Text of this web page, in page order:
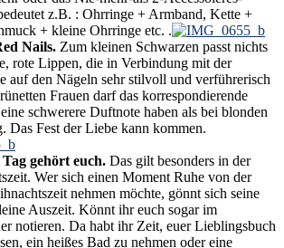
z.B. : Ohrringe + Armband, Kette +
+ kleine Ohrringe etc. .
Nails. Zum kleinen Schwarzen passt nichts
rote Lippen, die in Verbindung mit der
auf den Nägeln sehr stilvoll und verführerisch
Frauen darf das korrespondierende
schwerere Duftnote haben als bei blonden
Das Fest der Liebe kann kommen.
gehört euch. Das gilt besonders in der
Wer sich einen Moment Ruhe von der
nehmen möchte, gönnt sich seine
Auszeit. Könnt ihr euch sogar im
notieren. Da habt ihr Zeit, euer Lieblingsbuch
ein heißes Bad zu nehmen oder eine